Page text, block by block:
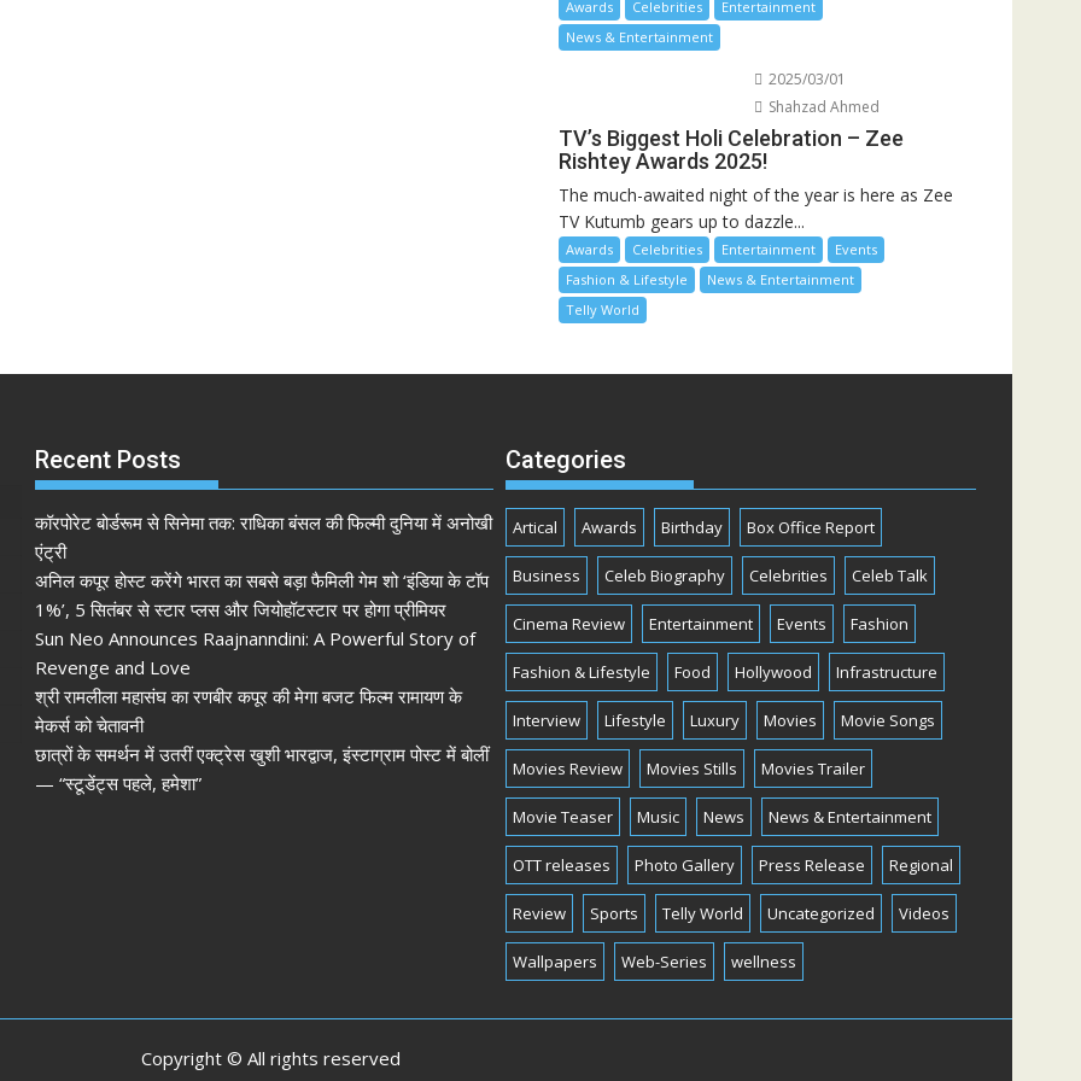
Awards Celebrities
Entertainment
News & Entertainment
2025/03/01
Shahzad Ahmed
TV’s Biggest Holi Celebration – Zee
Rishtey Awards 2025!
The much-awaited night of the year is here as Zee
TV Kutumb gears up to dazzle...
Awards Celebrities Entertainment
Events
Fashion & Lifestyle
News & Entertainment
Telly World
Recent Posts
कॉरपोरेट बोर्डरूम से सिनेमा तक: राधिका बंसल की फिल्मी दुनिया में अनोखी
एंट्री
अनिल कपूर होस्ट करेंगे भारत का सबसे बड़ा फैमिली गेम शो ‘इंडिया के टॉप
1%’, 5 सितंबर से स्टार प्लस और जियोहॉटस्टार पर होगा प्रीमियर
Sun Neo Announces Raajnanndini: A Powerful Story of
Revenge and Love
श्री रामलीला महासंघ का रणबीर कपूर की मेगा बजट फिल्म रामायण के
मेकर्स को चेतावनी
छात्रों के समर्थन में उतरीं एक्ट्रेस खुशी भारद्वाज, इंस्टाग्राम पोस्ट में बोलीं
— “स्टूडेंट्स पहले, हमेशा”
Categories
Artical Awards Birthday Box Office Report
Business Celeb Biography Celebrities Celeb Talk
Cinema Review Entertainment Events Fashion
Fashion & Lifestyle Food Hollywood Infrastructure
Interview Lifestyle Luxury Movies Movie Songs
Movies Review Movies Stills Movies Trailer
Movie Teaser Music News News & Entertainment
OTT releases Photo Gallery Press Release Regional
Review Sports Telly World Uncategorized Videos
Wallpapers Web-Series wellness
Copyright © All rights reserved